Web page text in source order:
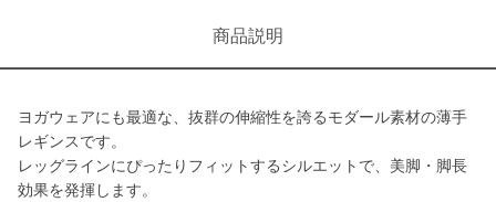
商品説明
ヨガウェアにも最適な、抜群の伸縮性を誇るモダール素材の薄手
レギンスです。
レッグラインにぴったりフィットするシルエットで、美脚・脚長
効果を発揮します。